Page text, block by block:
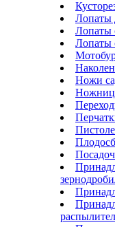
Лопаты
Лопаты
Лопаты
Ножи